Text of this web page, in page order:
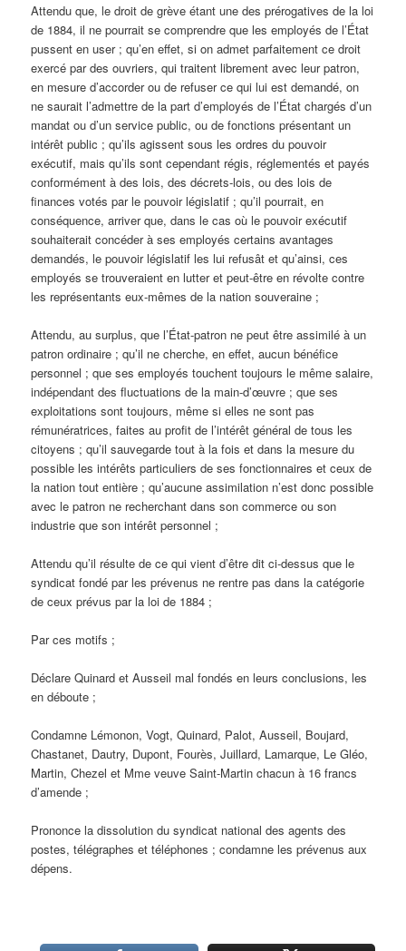
Attendu que, le droit de grève étant une des prérogatives de la loi
de 1884, il ne pourrait se comprendre que les employés de l’État
pussent en user ; qu’en effet, si on admet parfaitement ce droit
exercé par des ouvriers, qui traitent librement avec leur patron,
en mesure d’accorder ou de refuser ce qui lui est demandé, on
ne saurait l’admettre de la part d’employés de l’État chargés d’un
mandat ou d’un service public, ou de fonctions présentant un
intérêt public ; qu’ils agissent sous les ordres du pouvoir
exécutif, mais qu’ils sont cependant régis, réglementés et payés
conformément à des lois, des décrets-lois, ou des lois de
finances votés par le pouvoir législatif ; qu’il pourrait, en
conséquence, arriver que, dans le cas où le pouvoir exécutif
souhaiterait concéder à ses employés certains avantages
demandés, le pouvoir législatif les lui refusât et qu’ainsi, ces
employés se trouveraient en lutter et peut-être en révolte contre
les représentants eux-mêmes de la nation souveraine ;
Attendu, au surplus, que l’État-patron ne peut être assimilé à un
patron ordinaire ; qu’il ne cherche, en effet, aucun bénéfice
personnel ; que ses employés touchent toujours le même salaire,
indépendant des fluctuations de la main-d’œuvre ; que ses
exploitations sont toujours, même si elles ne sont pas
rémunératrices, faites au profit de l’intérêt général de tous les
citoyens ; qu’il sauvegarde tout à la fois et dans la mesure du
possible les intérêts particuliers de ses fonctionnaires et ceux de
la nation tout entière ; qu’aucune assimilation n’est donc possible
avec le patron ne recherchant dans son commerce ou son
industrie que son intérêt personnel ;
Attendu qu’il résulte de ce qui vient d’être dit ci-dessus que le
syndicat fondé par les prévenus ne rentre pas dans la catégorie
de ceux prévus par la loi de 1884 ;
Par ces motifs ;
Déclare Quinard et Ausseil mal fondés en leurs conclusions, les
en déboute ;
Condamne Lémonon, Vogt, Quinard, Palot, Ausseil, Boujard,
Chastanet, Dautry, Dupont, Fourès, Juillard, Lamarque, Le Gléo,
Martin, Chezel et Mme veuve Saint-Martin chacun à 16 francs
d’amende ;
Prononce la dissolution du syndicat national des agents des
postes, télégraphes et téléphones ; condamne les prévenus aux
dépens.